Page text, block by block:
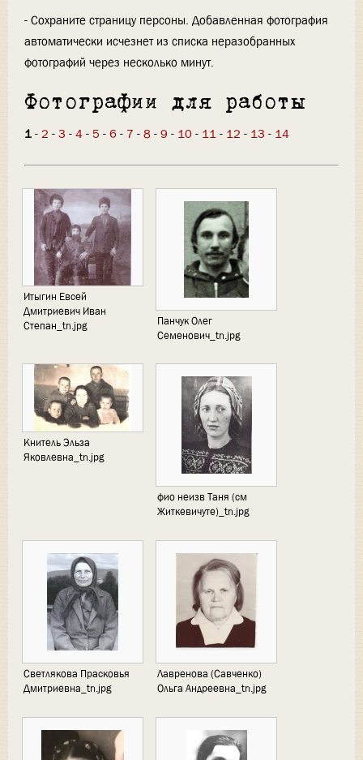
- Сохраните страницу персоны. Добавленная фотография
автоматически исчезнет из списка неразобранных
фотографий через несколько минут.
Фотографии для работы
1 - 2 - 3 - 4 - 5 - 6 - 7 - 8 - 9 - 10 - 11 - 12 - 13 - 14
Итыгин Евсей
Дмитриевич Иван
Степан_tn.jpg
Панчук Олег
Семенович_tn.jpg
Книтель Эльза
Яковлевна_tn.jpg
фио неизв Таня (см
Житкевичуте)_tn.jpg
Светлякова Прасковья
Дмитриевна_tn.jpg
Лавренова (Савченко)
Ольга Андреевна_tn.jpg